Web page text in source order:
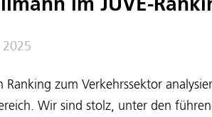
im JUVE-
2025
Ranking zum Verkehrssektor
Wir sind stolz, unter den